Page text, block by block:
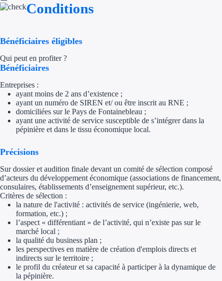
Aides par
Tous les
Solutions MAPi
Simulateur d'éligibilité
Trouvez des idées de
Quelles aides pour
Conditions
Bénéficiaires éligibles
Qui peut en profiter ?
Bénéficiaires
Entreprises :
ayant moins de 2 ans d’existence ;
ayant un numéro de SIREN et/ ou être inscrit au RNE ;
domiciliées sur le Pays de Fontainebleau ;
ayant une activité de service susceptible de s’intégrer dans la
pépinière et dans le tissu économique local.
Précisions
Sur dossier et audition finale devant un comité de sélection composé
d’acteurs du développement économique (associations de financement,
consulaires, établissements d’enseignement supérieur, etc.).
Critères de sélection :
la nature de l'activité : activités de service (ingénierie, web,
formation, etc.) ;
l’aspect « différentiant » de l’activité, qui n’existe pas sur le
marché local ;
la qualité du business plan ;
les perspectives en matière de création d'emplois directs et
indirects sur le territoire ;
le profil du créateur et sa capacité à participer à la dynamique de
la pépinière.